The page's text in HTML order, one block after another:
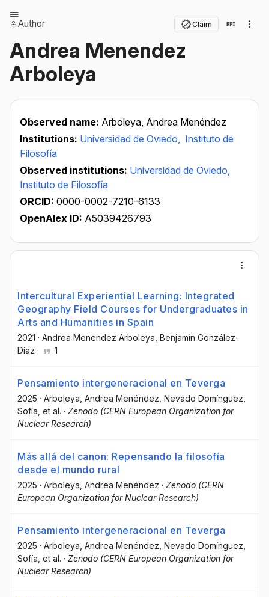
Author Claim
Andrea Menendez
Arboleya
Observed name: Arboleya, Andrea Menéndez
Institutions: Universidad de Oviedo, Instituto de
Filosofía
Observed institutions: Universidad de Oviedo,
Instituto de Filosofía
ORCID: 0000-0002-7210-6133
OpenAlex ID: A5039426793
Intercultural Experiential Learning: Integrated
Geography Field Courses for Undergraduates in
Arts and Humanities in Spain
2021 · Andrea Menendez Arboleya , Benjamín González-
Díaz · 1
Pensamiento intergeneracional en Teverga
2025 · Arboleya, Andrea Menéndez , Nevado Domínguez,
Sofía , et al. · Zenodo (CERN European Organization for
Nuclear Research)
Más allá del canon: Repensando la filosofía
desde el mundo rural
2025 · Arboleya, Andrea Menéndez · Zenodo (CERN
European Organization for Nuclear Research)
Pensamiento intergeneracional en Teverga
2025 · Arboleya, Andrea Menéndez , Nevado Domínguez,
Sofía , et al. · Zenodo (CERN European Organization for
Nuclear Research)